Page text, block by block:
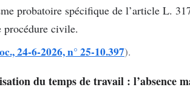
probatoire spécifique de l’article L.
procédure civile.
24-6-2026, n° 25-10.397).
du temps de travail : l’absence